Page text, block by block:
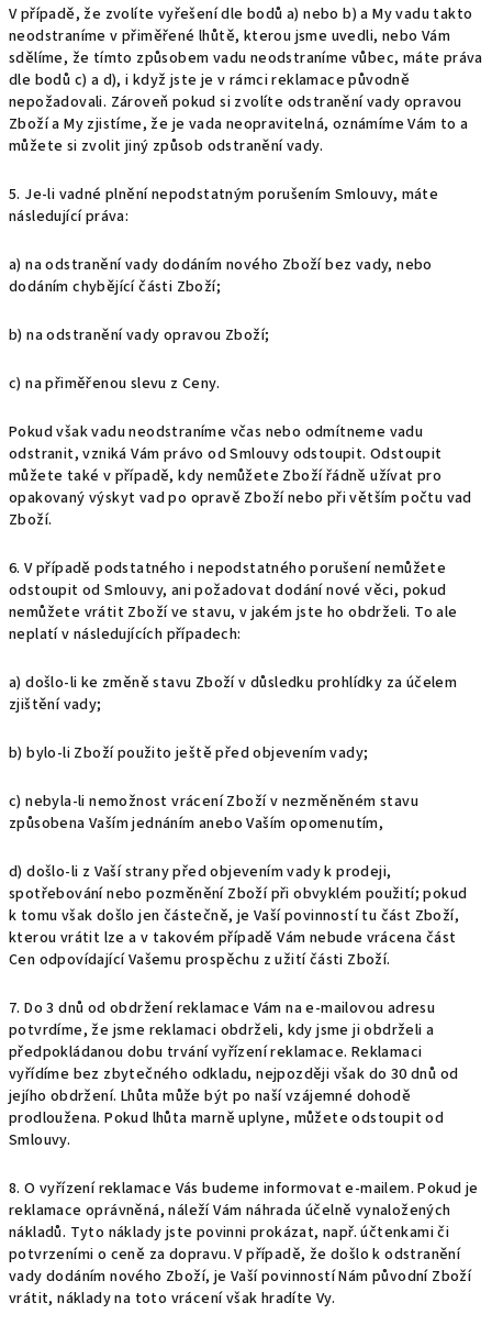
V případě, že zvolíte vyřešení dle bodů a) nebo b) a My vadu takto
neodstraníme v přiměřené lhůtě, kterou jsme uvedli, nebo Vám
sdělíme, že tímto způsobem vadu neodstraníme vůbec, máte práva
dle bodů c) a d), i když jste je v rámci reklamace původně
nepožadovali. Zároveň pokud si zvolíte odstranění vady opravou
Zboží a My zjistíme, že je vada neopravitelná, oznámíme Vám to a
můžete si zvolit jiný způsob odstranění vady.
5. Je-li vadné plnění nepodstatným porušením Smlouvy, máte
následující práva:
a) na odstranění vady dodáním nového Zboží bez vady, nebo
dodáním chybějící části Zboží;
b) na odstranění vady opravou Zboží;
c) na přiměřenou slevu z Ceny.
Pokud však vadu neodstraníme včas nebo odmítneme vadu
odstranit, vzniká Vám právo od Smlouvy odstoupit. Odstoupit
můžete také v případě, kdy nemůžete Zboží řádně užívat pro
opakovaný výskyt vad po opravě Zboží nebo při větším počtu vad
Zboží.
6. V případě podstatného i nepodstatného porušení nemůžete
odstoupit od Smlouvy, ani požadovat dodání nové věci, pokud
nemůžete vrátit Zboží ve stavu, v jakém jste ho obdrželi. To ale
neplatí v následujících případech:
a) došlo-li ke změně stavu Zboží v důsledku prohlídky za účelem
zjištění vady;
b) bylo-li Zboží použito ještě před objevením vady;
c) nebyla-li nemožnost vrácení Zboží v nezměněném stavu
způsobena Vaším jednáním anebo Vaším opomenutím,
d) došlo-li z Vaší strany před objevením vady k prodeji,
spotřebování nebo pozměnění Zboží při obvyklém použití; pokud
k tomu však došlo jen částečně, je Vaší povinností tu část Zboží,
kterou vrátit lze a v takovém případě Vám nebude vrácena část
Cen odpovídající Vašemu prospěchu z užití části Zboží.
7. Do 3 dnů od obdržení reklamace Vám na e-mailovou adresu
potvrdíme, že jsme reklamaci obdrželi, kdy jsme ji obdrželi a
předpokládanou dobu trvání vyřízení reklamace. Reklamaci
vyřídíme bez zbytečného odkladu, nejpozději však do 30 dnů od
jejího obdržení. Lhůta může být po naší vzájemné dohodě
prodloužena. Pokud lhůta marně uplyne, můžete odstoupit od
Smlouvy.
8. O vyřízení reklamace Vás budeme informovat e-mailem. Pokud je
reklamace oprávněná, náleží Vám náhrada účelně vynaložených
nákladů. Tyto náklady jste povinni prokázat, např. účtenkami či
potvrzeními o ceně za dopravu. V případě, že došlo k odstranění
vady dodáním nového Zboží, je Vaší povinností Nám původní Zboží
vrátit, náklady na toto vrácení však hradíte Vy.